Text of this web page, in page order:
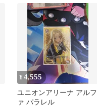
¥4,555
ユニオンアリーナ アルフ
ァ パラレル